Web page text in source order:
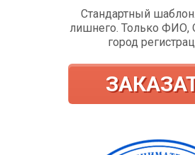
Стандартный
лишнего. Только
город